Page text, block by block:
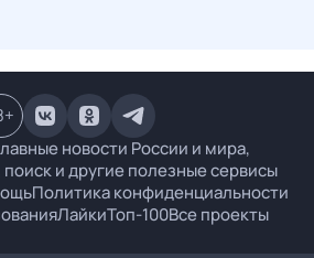
новости России и мира,
и другие полезные сервисы
Политика конфиденциальности
ЛайкиТоп-100Все проекты
+